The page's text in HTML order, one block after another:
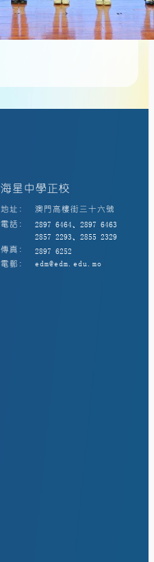
海星中學正校
地址:
澳門高樓街三十六號
電話:
2897 6464、2897 6463
2857 2293、2855 2329
傳真:
2897 6252
電郵:
edm@edm.edu.mo